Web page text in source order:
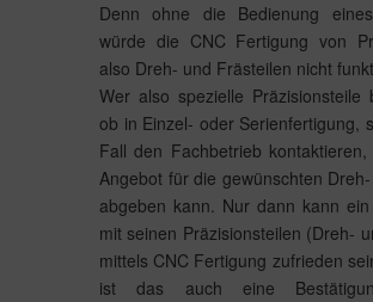
Denn ohne die Bedienung
würde die CNC Fertigung von
also Dreh- und Frästeilen nicht
Wer also spezielle Präzisionsteile
ob in Einzel- oder Serienfertigung,
Fall den Fachbetrieb
Angebot für die gewünschten
abgeben kann. Nur dann kann
mit seinen Präzisionsteilen (Dreh-
mittels CNC Fertigung zufrieden
ist das auch eine